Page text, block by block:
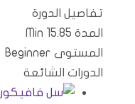
تفاصيل الدورة
المدة 15.85
Min
المستوى Beginner
الدورات الشائعة